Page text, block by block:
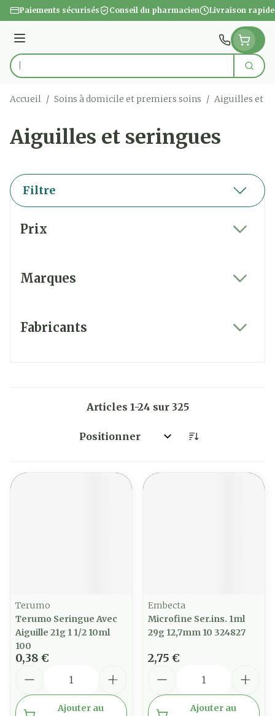
Aller au contenu
Paiements sécurisés Conseil du pharmacien Livraison rapide
Menu
Rechercher
Accueil / Soins à domicile et premiers soins / Aiguilles et
Aiguilles et seringues
Filtre
Prix
Marques
Fabricants
Articles 1-24 sur 325
Trier par:
Terumo
Terumo Seringue Avec
Aiguille 21g 1 1/2 10ml
100
0,38 €
Ajouter au
Embecta
Microfine Ser.ins. 1ml
29g 12,7mm 10 324827
2,75 €
Ajouter au